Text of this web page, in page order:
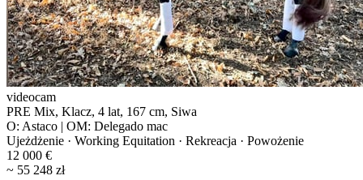
videocam
PRE Mix, Klacz, 4 lat, 167 cm, Siwa
O: Astaco | OM: Delegado mac
Ujeżdżenie · Working Equitation · Rekreacja · Powożenie
12 000 €
~ 55 248 zł